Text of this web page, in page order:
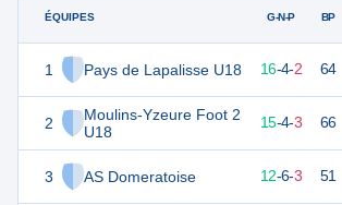
ÉQUIPES
1 Pays de Lapalisse U18
2
Moulins-Yzeure Foot 2
U18
3 AS Domeratoise
G-N-P BP
52 22 16-4-2 64
45 22 15-4-3 66
40 12-6-3 51